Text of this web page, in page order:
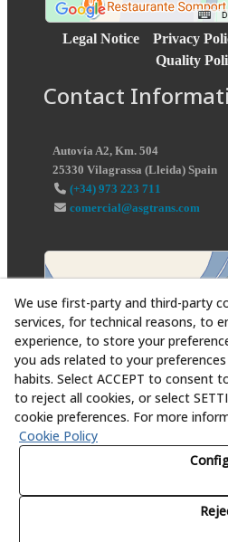
Legal Notice Privacy
Quality
Contact
Autovía A2, Km. 504
25330 Vilagrassa (Lleida) Spain
(+34) 973 223 711
comercial@asgtrans.com
We use first-party and third-party
services, for technical reasons, to
experience, to store your
you ads related to your
habits. Select ACCEPT to consent
to reject all cookies, or select
cookie preferences. For more
Cookie Policy